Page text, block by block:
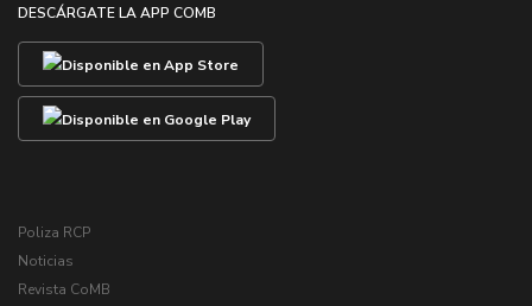
DESCÁRGATE LA APP COMB
Poliza RCP
Noticias
Revista CoMB